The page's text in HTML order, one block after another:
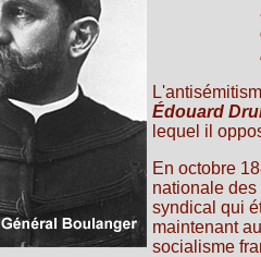
L'
Édouard
lequel il
En octobre
nationale des
syndical qui
maintenant
socialisme